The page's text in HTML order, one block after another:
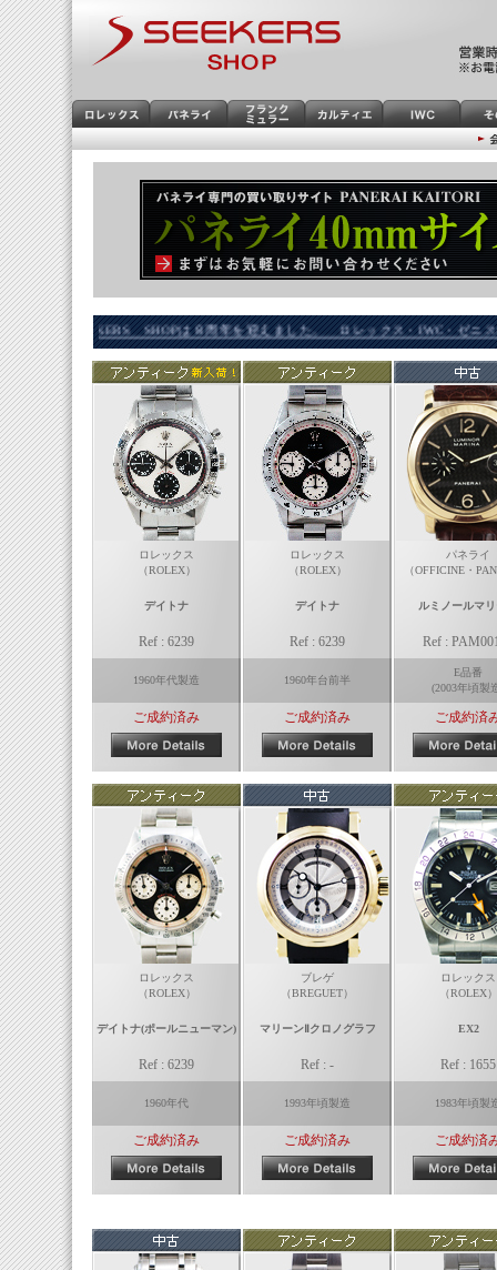
SHOPは８周年を迎えました。 ロレックス・IWC・ゼニスなど豊
ロレックス
（ROLEX）
デイトナ
Ref : 6239
1960年代製造
ご成約済み
ロレックス
（ROLEX）
デイトナ
Ref : 6239
1960年台前半
ご成約済み
パネライ
（OFFICINE・
ルミノールマ
Ref :
E品番
(2003年頃製
ご成約済
ロレックス
（ROLEX）
デイトナ(ポールニューマン)
Ref : 6239
1960年代
ご成約済み
ブレゲ
（BREGUET）
マリーンⅡクロノグラフ
Ref : -
1993年頃製造
ご成約済み
ロレックス
（ROLEX）
EX2
Ref : 1655
1983年頃製
ご成約済